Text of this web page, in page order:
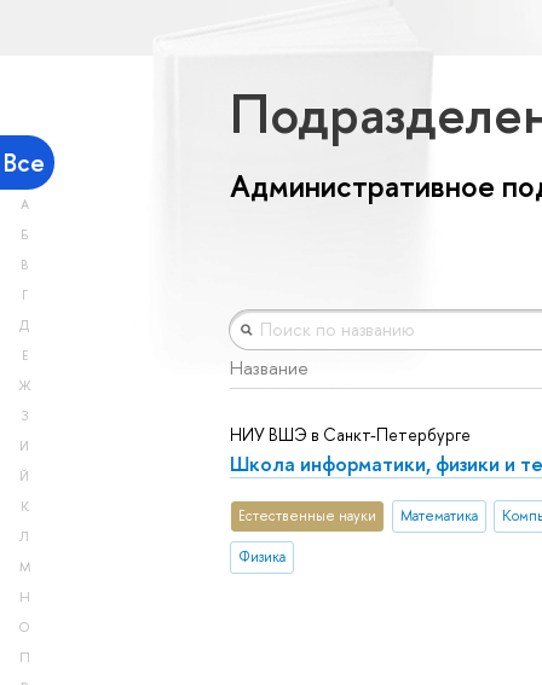
Все
А
Б
В
Г
Д
Е
Ж
З
И
Й
К
Л
М
Н
О
П
Административное
Название
НИУ ВШЭ в Санкт-Петербурге
Школа информатики, физики и
Естественные науки Математика
Физика